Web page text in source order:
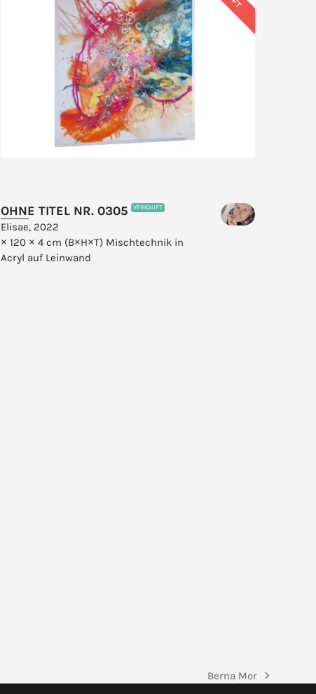
OHNE TITEL NR. 0305 VERKAUFT
Elisae, 2022
× 120 × 4 cm (B×H×T) Mischtechnik in
Acryl auf Leinwand
Nächster
Berna Mor